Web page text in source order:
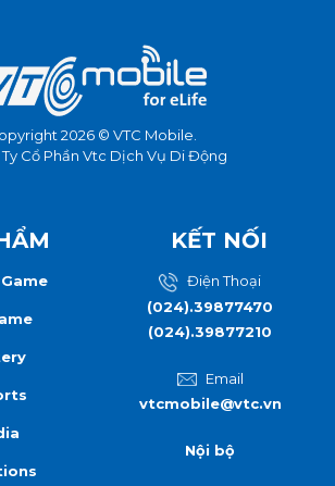
2026 © VTC Mobile.
Cổ Phần Vtc Dịch Vụ Di Động
KẾT NỐI
Điện Thoại
(024).39877470
(024).39877210
Email
vtcmobile@vtc.vn
Nội bộ